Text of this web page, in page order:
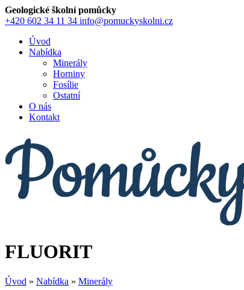
Geologické školní pomůcky
+420 602 34 11 34 info@pomuckyskolni.cz
Úvod
Nabídka
Minerály
Horniny
Fosílie
Ostatní
O nás
Kontakt
FLUORIT
Úvod » Nabídka » Minerály